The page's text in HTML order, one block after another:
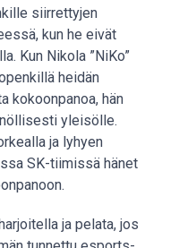
siirrettyjen
kun he eivät
Kun Nikola ”NiKo”
heidän
kokoonpanoa, hän
yleisölle.
ja lyhyen
SK-tiimissä hänet
ja pelata, jos